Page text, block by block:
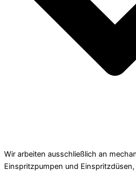
Wir arbeiten ausschließlich an
Einspritzpumpen und